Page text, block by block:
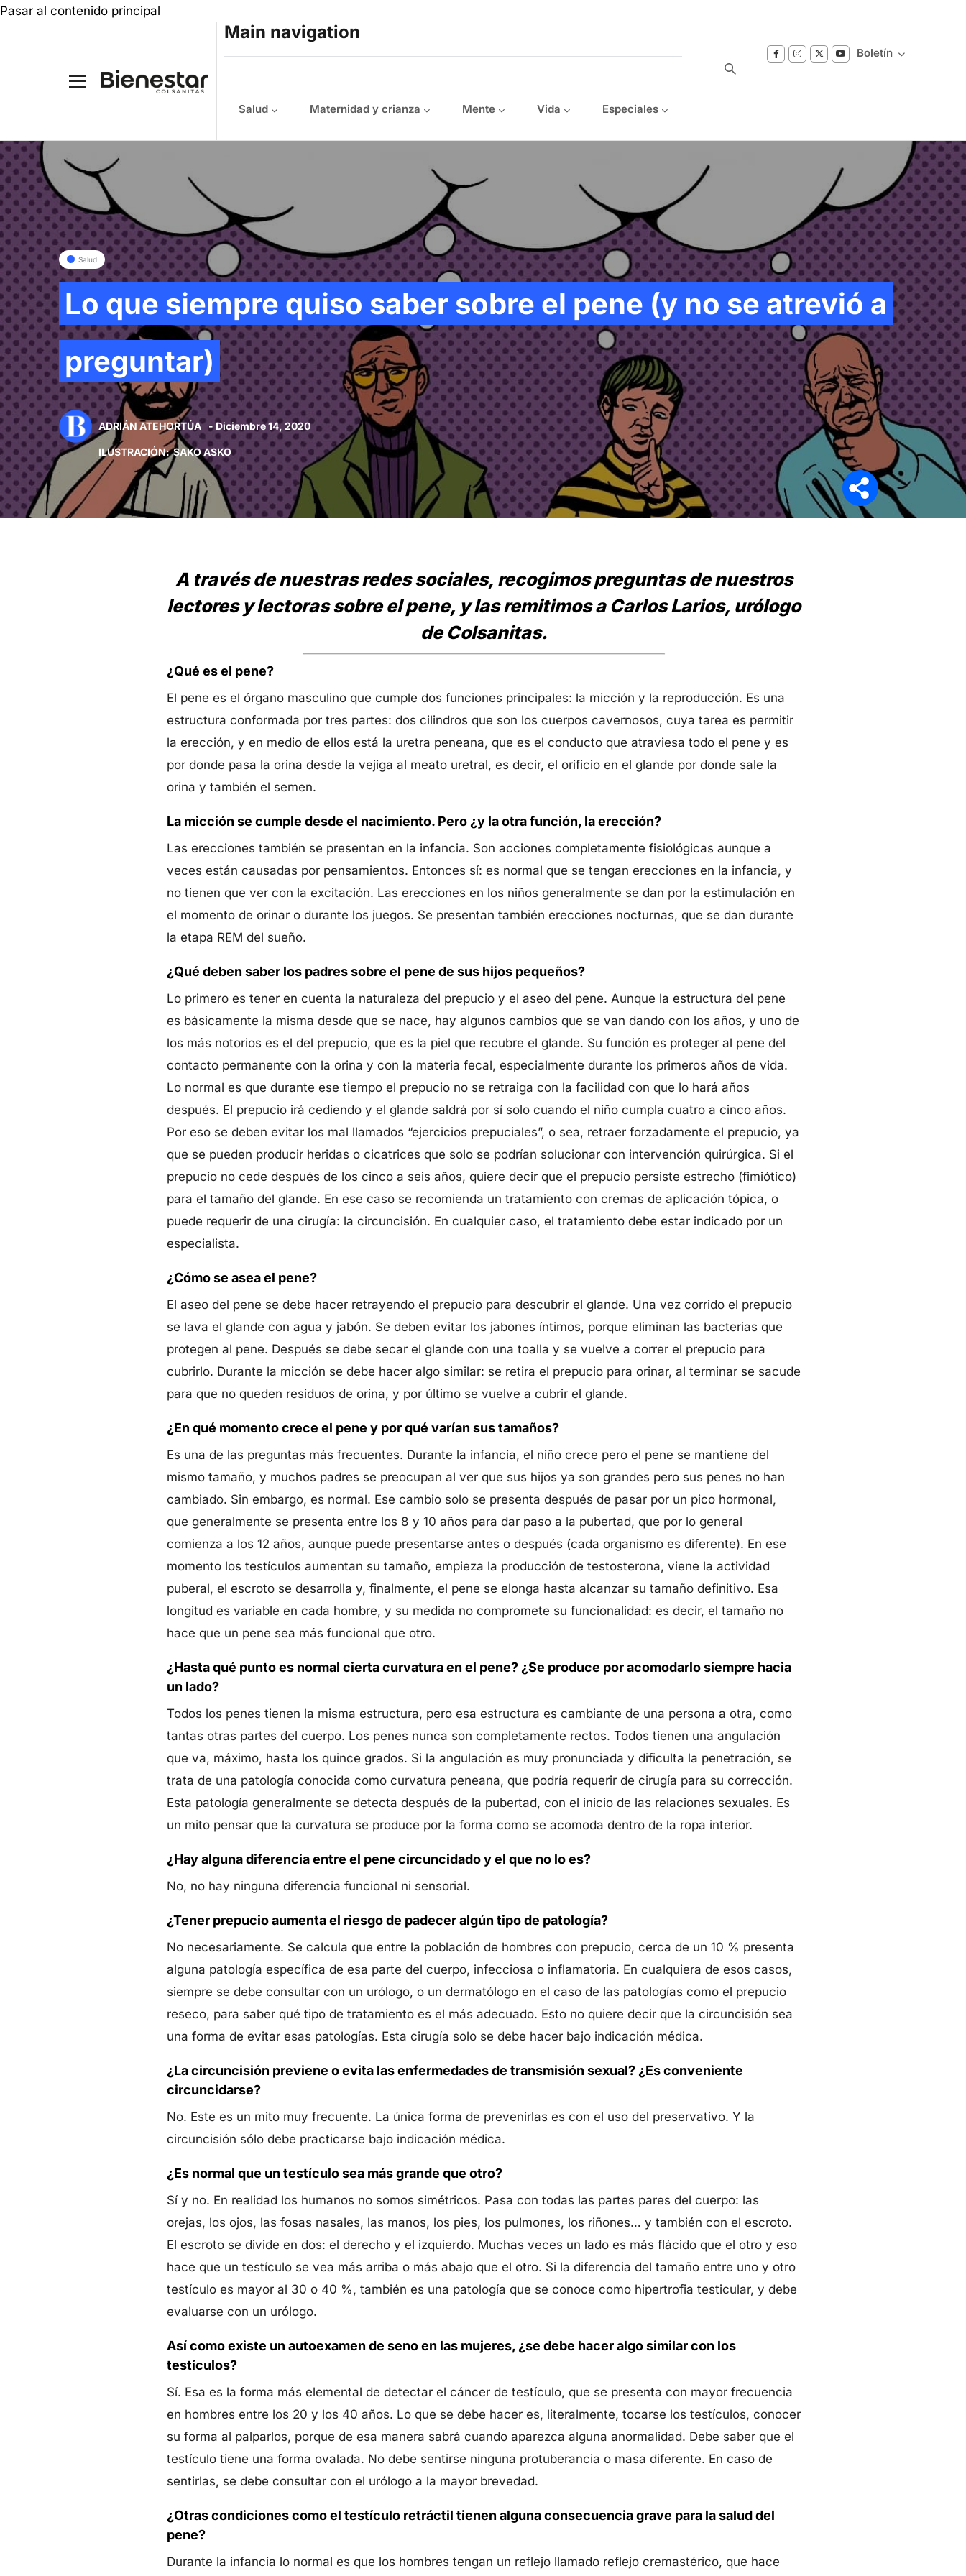
Pasar al contenido principal
Main navigation
Salud Maternidad y crianza Mente Vida Especiales
Boletín
Suscríbase a nuestro boletín
Reciba notificaciones sobre los temas de
Bienestar que le interesan.
Síganos en
Salud
Lo que siempre quiso saber sobre el pene (y no se atrevió a
preguntar)
ADRIÁN ATEHORTÚA - Diciembre 14, 2020
ILUSTRACIÓN: SAKO ASKO
A través de nuestras redes sociales, recogimos preguntas de nuestros
lectores y lectoras sobre el pene, y las remitimos a Carlos Larios, urólogo
de Colsanitas.
¿Qué es el pene?
El pene es el órgano masculino que cumple dos funciones principales: la micción y la reproducción. Es una
estructura conformada por tres partes: dos cilindros que son los cuerpos cavernosos, cuya tarea es permitir
la erección, y en medio de ellos está la uretra peneana, que es el conducto que atraviesa todo el pene y es
por donde pasa la orina desde la vejiga al meato uretral, es decir, el orificio en el glande por donde sale la
orina y también el semen.
La micción se cumple desde el nacimiento. Pero ¿y la otra función, la erección?
Las erecciones también se presentan en la infancia. Son acciones completamente fisiológicas aunque a
veces están causadas por pensamientos. Entonces sí: es normal que se tengan erecciones en la infancia, y
no tienen que ver con la excitación. Las erecciones en los niños generalmente se dan por la estimulación en
el momento de orinar o durante los juegos. Se presentan también erecciones nocturnas, que se dan durante
la etapa REM del sueño.
¿Qué deben saber los padres sobre el pene de sus hijos pequeños?
Lo primero es tener en cuenta la naturaleza del prepucio y el aseo del pene. Aunque la estructura del pene
es básicamente la misma desde que se nace, hay algunos cambios que se van dando con los años, y uno de
los más notorios es el del prepucio, que es la piel que recubre el glande. Su función es proteger al pene del
contacto permanente con la orina y con la materia fecal, especialmente durante los primeros años de vida.
Lo normal es que durante ese tiempo el prepucio no se retraiga con la facilidad con que lo hará años
después. El prepucio irá cediendo y el glande saldrá por sí solo cuando el niño cumpla cuatro a cinco años.
Por eso se deben evitar los mal llamados “ejercicios prepuciales”, o sea, retraer forzadamente el prepucio, ya
que se pueden producir heridas o cicatrices que solo se podrían solucionar con intervención quirúrgica. Si el
prepucio no cede después de los cinco a seis años, quiere decir que el prepucio persiste estrecho (fimiótico)
para el tamaño del glande. En ese caso se recomienda un tratamiento con cremas de aplicación tópica, o
puede requerir de una cirugía: la circuncisión. En cualquier caso, el tratamiento debe estar indicado por un
especialista.
¿Cómo se asea el pene?
El aseo del pene se debe hacer retrayendo el prepucio para descubrir el glande. Una vez corrido el prepucio
se lava el glande con agua y jabón. Se deben evitar los jabones íntimos, porque eliminan las bacterias que
protegen al pene. Después se debe secar el glande con una toalla y se vuelve a correr el prepucio para
cubrirlo. Durante la micción se debe hacer algo similar: se retira el prepucio para orinar, al terminar se sacude
para que no queden residuos de orina, y por último se vuelve a cubrir el glande.
¿En qué momento crece el pene y por qué varían sus tamaños?
Es una de las preguntas más frecuentes. Durante la infancia, el niño crece pero el pene se mantiene del
mismo tamaño, y muchos padres se preocupan al ver que sus hijos ya son grandes pero sus penes no han
cambiado. Sin embargo, es normal. Ese cambio solo se presenta después de pasar por un pico hormonal,
que generalmente se presenta entre los 8 y 10 años para dar paso a la pubertad, que por lo general
comienza a los 12 años, aunque puede presentarse antes o después (cada organismo es diferente). En ese
momento los testículos aumentan su tamaño, empieza la producción de testosterona, viene la actividad
puberal, el escroto se desarrolla y, finalmente, el pene se elonga hasta alcanzar su tamaño definitivo. Esa
longitud es variable en cada hombre, y su medida no compromete su funcionalidad: es decir, el tamaño no
hace que un pene sea más funcional que otro.
¿Hasta qué punto es normal cierta curvatura en el pene? ¿Se produce por acomodarlo siempre hacia
un lado?
Todos los penes tienen la misma estructura, pero esa estructura es cambiante de una persona a otra, como
tantas otras partes del cuerpo. Los penes nunca son completamente rectos. Todos tienen una angulación
que va, máximo, hasta los quince grados. Si la angulación es muy pronunciada y dificulta la penetración, se
trata de una patología conocida como curvatura peneana, que podría requerir de cirugía para su corrección.
Esta patología generalmente se detecta después de la pubertad, con el inicio de las relaciones sexuales. Es
un mito pensar que la curvatura se produce por la forma como se acomoda dentro de la ropa interior.
¿Hay alguna diferencia entre el pene circuncidado y el que no lo es?
No, no hay ninguna diferencia funcional ni sensorial.
¿Tener prepucio aumenta el riesgo de padecer algún tipo de patología?
No necesariamente. Se calcula que entre la población de hombres con prepucio, cerca de un 10 % presenta
alguna patología específica de esa parte del cuerpo, infecciosa o inflamatoria. En cualquiera de esos casos,
siempre se debe consultar con un urólogo, o un dermatólogo en el caso de las patologías como el prepucio
reseco, para saber qué tipo de tratamiento es el más adecuado. Esto no quiere decir que la circuncisión sea
una forma de evitar esas patologías. Esta cirugía solo se debe hacer bajo indicación médica.
¿La circuncisión previene o evita las enfermedades de transmisión sexual? ¿Es conveniente
circuncidarse?
No. Este es un mito muy frecuente. La única forma de prevenirlas es con el uso del preservativo. Y la
circuncisión sólo debe practicarse bajo indicación médica.
¿Es normal que un testículo sea más grande que otro?
Sí y no. En realidad los humanos no somos simétricos. Pasa con todas las partes pares del cuerpo: las
orejas, los ojos, las fosas nasales, las manos, los pies, los pulmones, los riñones… y también con el escroto.
El escroto se divide en dos: el derecho y el izquierdo. Muchas veces un lado es más flácido que el otro y eso
hace que un testículo se vea más arriba o más abajo que el otro. Si la diferencia del tamaño entre uno y otro
testículo es mayor al 30 o 40 %, también es una patología que se conoce como hipertrofia testicular, y debe
evaluarse con un urólogo.
Así como existe un autoexamen de seno en las mujeres, ¿se debe hacer algo similar con los
testículos?
Sí. Esa es la forma más elemental de detectar el cáncer de testículo, que se presenta con mayor frecuencia
en hombres entre los 20 y los 40 años. Lo que se debe hacer es, literalmente, tocarse los testículos, conocer
su forma al palparlos, porque de esa manera sabrá cuando aparezca alguna anormalidad. Debe saber que el
testículo tiene una forma ovalada. No debe sentirse ninguna protuberancia o masa diferente. En caso de
sentirlas, se debe consultar con el urólogo a la mayor brevedad.
¿Otras condiciones como el testículo retráctil tienen alguna consecuencia grave para la salud del
pene?
Durante la infancia lo normal es que los hombres tengan un reflejo llamado reflejo cremastérico, que hace